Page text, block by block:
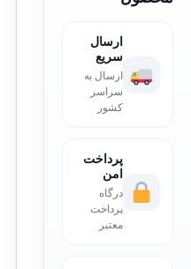
ارسال
سریع
ارسال به
سراسر
کشور
پرداخت
امن
درگاه
پرداخت
معتبر